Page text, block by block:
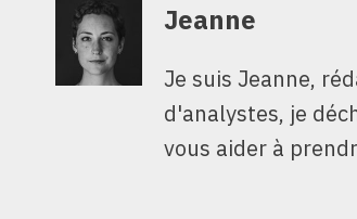
Jeanne
Je suis Jeanne,
d'analystes, je
vous aider à